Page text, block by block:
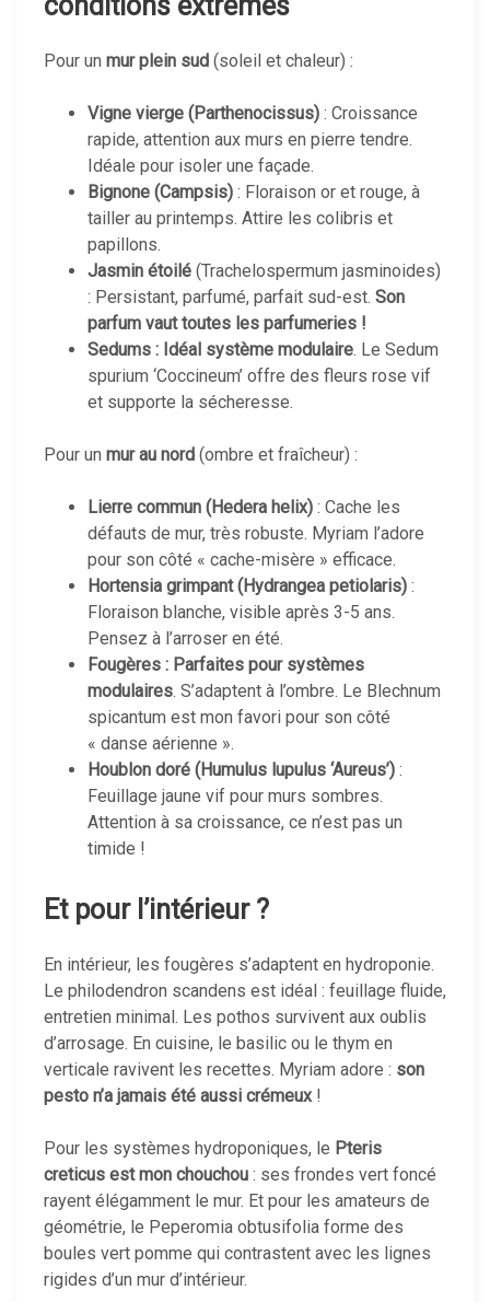
Pour un mur plein sud (soleil et chaleur) :
Vigne vierge (Parthenocissus) : Croissance
rapide, attention aux murs en pierre tendre.
Idéale pour isoler une façade.
Bignone (Campsis) : Floraison or et rouge, à
tailler au printemps. Attire les colibris et
papillons.
Jasmin étoilé (Trachelospermum jasminoides)
: Persistant, parfumé, parfait sud-est. Son
parfum vaut toutes les parfumeries !
Sedums : Idéal système modulaire. Le Sedum
spurium ‘Coccineum’ offre des fleurs rose vif
et supporte la sécheresse.
Pour un mur au nord (ombre et fraîcheur) :
Lierre commun (Hedera helix) : Cache les
défauts de mur, très robuste. Myriam l’adore
pour son côté « cache-misère » efficace.
Hortensia grimpant (Hydrangea petiolaris) :
Floraison blanche, visible après 3-5 ans.
Pensez à l’arroser en été.
Fougères : Parfaites pour systèmes
modulaires. S’adaptent à l’ombre. Le Blechnum
spicantum est mon favori pour son côté
« danse aérienne ».
Houblon doré (Humulus lupulus ‘Aureus’) :
Feuillage jaune vif pour murs sombres.
Attention à sa croissance, ce n’est pas un
timide !
Et pour l’intérieur ?
En intérieur, les fougères s’adaptent en hydroponie.
Le philodendron scandens est idéal : feuillage fluide,
entretien minimal. Les pothos survivent aux oublis
d’arrosage. En cuisine, le basilic ou le thym en
verticale ravivent les recettes. Myriam adore : son
pesto n’a jamais été aussi crémeux!
Pour les systèmes hydroponiques, le Pteris
creticus est mon chouchou : ses frondes vert foncé
rayent élégamment le mur. Et pour les amateurs de
géométrie, le Peperomia obtusifolia forme des
boules vert pomme qui contrastent avec les lignes
rigides d’un mur d’intérieur.